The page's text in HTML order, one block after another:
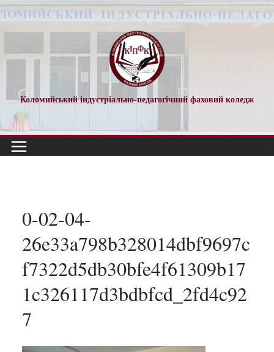
Перейти
до
Коломийський індустріально-педагогічний фаховий коледж
0-02-04-
26e33a798b328014dbf9697c
f7322d5db30bfe4f61309b17
1c326117d3bdbfcd_2fd4c92
7